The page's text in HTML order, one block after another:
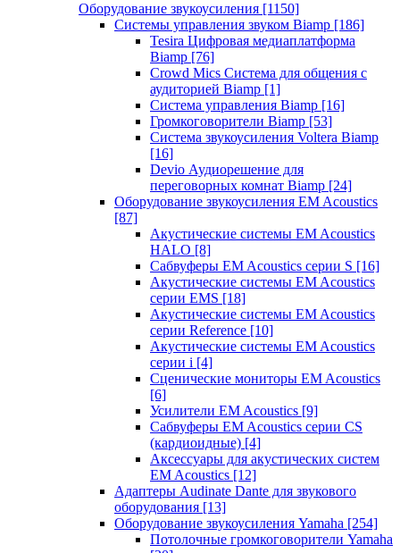
Оборудование звукоусиления [1150]
Системы управления звуком Biamp [186]
Tesira Цифровая медиаплатформа
Biamp [76]
Crowd Mics Система для общения с
аудиторией Biamp [1]
Система управления Biamp [16]
Громкоговорители Biamp [53]
Система звукоусиления Voltera Biamp
[16]
Devio Аудиорешение для
переговорных комнат Biamp [24]
Оборудование звукоусиления EM Acoustics
[87]
Акустические системы EM Acoustics
HALO [8]
Сабвуферы EM Acoustics серии S [16]
Акустические системы EM Acoustics
серии EMS [18]
Акустические системы EM Acoustics
серии Reference [10]
Акустические системы EM Acoustics
серии i [4]
Сценические мониторы EM Acoustics
[6]
Усилители EM Acoustics [9]
Сабвуферы EM Acoustics серии CS
(кардиоидные) [4]
Аксессуары для акустических систем
EM Acoustics [12]
Адаптеры Audinate Dante для звукового
оборудования [13]
Оборудование звукоусиления Yamaha [254]
Потолочные громкоговорители Yamaha